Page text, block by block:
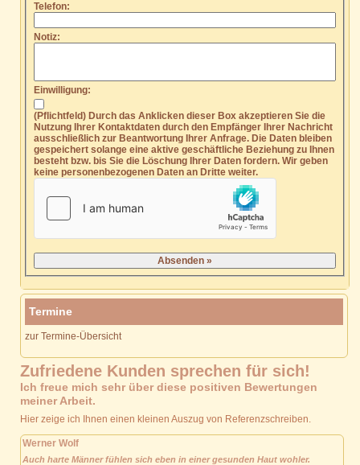
Telefon:
Notiz:
Einwilligung:
(Pflichtfeld) Durch das Anklicken dieser Box akzeptieren Sie die
Nutzung Ihrer Kontaktdaten durch den Empfänger Ihrer Nachricht
ausschließlich zur Beantwortung Ihrer Anfrage. Die Daten bleiben
gespeichert solange eine aktive geschäftliche Beziehung zu Ihnen
besteht bzw. bis Sie die Löschung Ihrer Daten fordern. Wir geben
keine personenbezogenen Daten an Dritte weiter.
Termine
zur Termine-Übersicht
Zufriedene Kunden sprechen für sich!
Ich freue mich sehr über diese positiven Bewertungen
meiner Arbeit.
Hier zeige ich Ihnen einen kleinen Auszug von Referenzschreiben.
Werner Wolf
Auch harte Männer fühlen sich eben in einer gesunden Haut wohler.